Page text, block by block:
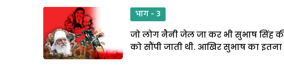
भाग - 3
जो लोग नैनी जेल जा कर भी सुभाष सिंह
को सौंपी जाती थी. आखिर सुभाष का